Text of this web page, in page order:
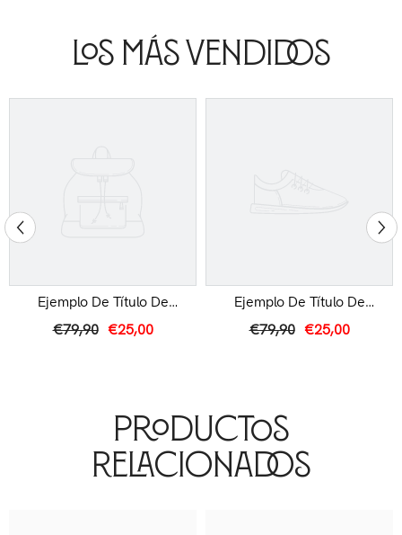
Los Más Vendidos
Ejemplo De Título De
Producto
€79,90 €25,00
Ejemplo De Título De
Producto
€79,90 €25,00
Productos
Relacionados